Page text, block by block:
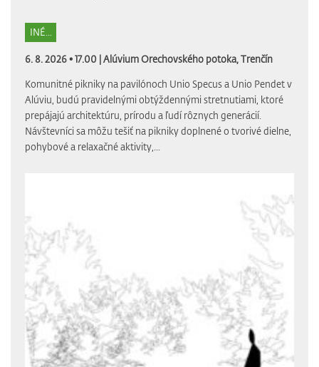
INÉ...
6. 8. 2026 • 17.00 |Alúvium Orechovského potoka, Trenčín
Komunitné pikniky na pavilónoch Unio Specus a Unio Pendet v
Alúviu, budú pravidelnými obtýždennými stretnutiami, ktoré
prepájajú architektúru, prírodu a ľudí rôznych generácií.
Návštevníci sa môžu tešiť na pikniky doplnené o tvorivé dielne,
pohybové a relaxačné aktivity,...